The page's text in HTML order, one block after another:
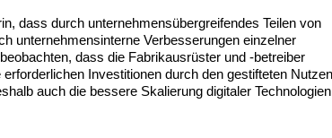
dass durch unternehmensübergreifendes Teilen von
unternehmensinterne Verbesserungen einzelner
dass die Fabrikausrüster und -betreiber
Investitionen durch den gestifteten
auch die bessere Skalierung digitaler Technologien